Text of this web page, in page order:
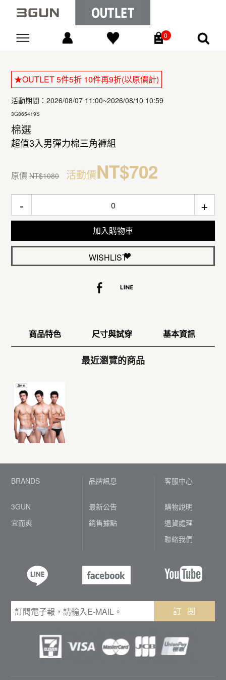
0
★OUTLET 5件5折 10件再9折(以原價計)
活動期間：2026/08/07 11:00~2026/08/10 10:59
3G865419S
棉選
超值3入男彈力棉三角褲組
原價NT$1080 活動價NT$702
- +
加入購物車
WISHLIST
商品特色 尺寸與試穿 基本資訊
最近瀏覽的商品
BRANDS
3GUN
宜而爽
品牌訊息
最新公告
銷售據點
客服中心
購物說明
退貨處理
聯絡我們
訂 閱